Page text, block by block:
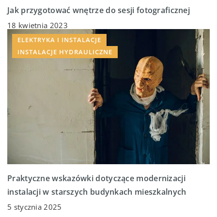
Jak przygotować wnętrze do sesji fotograficznej
18 kwietnia 2023
ELEKTRYKA I INSTALACJE
INSTALACJE HYDRAULICZNE
Praktyczne wskazówki dotyczące modernizacji
instalacji w starszych budynkach mieszkalnych
5 stycznia 2025